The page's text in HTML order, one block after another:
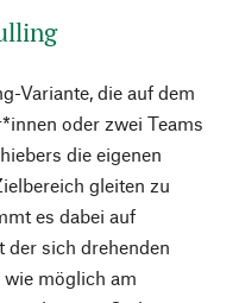
Variante, die auf dem
oder zwei Teams
die eigenen
gleiten zu
es dabei auf
der sich drehenden
möglich am